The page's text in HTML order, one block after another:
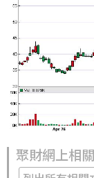
聚財網上相